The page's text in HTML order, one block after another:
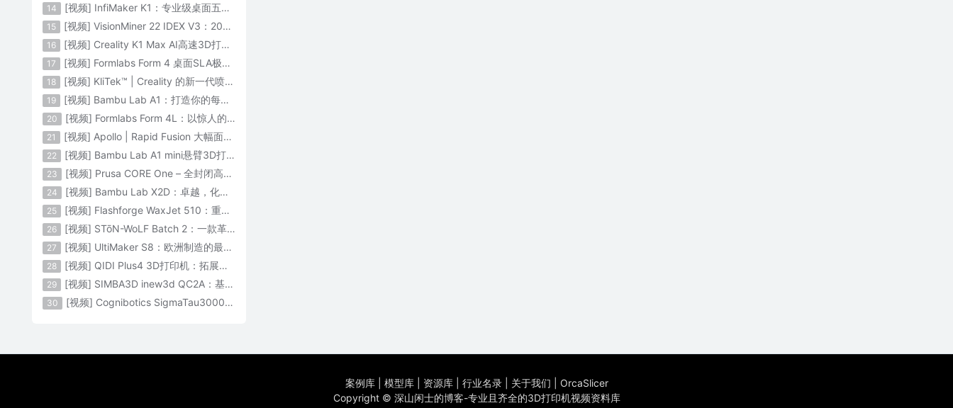
14 [视频] InfiMaker K1：专业级桌面五轴数控机床
15 [视频] VisionMiner 22 IDEX V3：2024年最佳工程材料3D打印机
16 [视频] Creality K1 Max AI高速3D打印机：600mm/s打印速度 史诗般的飞跃
17 [视频] Formlabs Form 4 桌面SLA极速3D打印机 工业级打印质量
18 [视频] KliTek™ | Creality 的新一代喷嘴更换系统
19 [视频] Bambu Lab A1：打造你的每一份热爱
20 [视频] Formlabs Form 4L：以惊人的速度获得工业级部件
21 [视频] Apollo | Rapid Fusion 大幅面颗粒3D打印系统
22 [视频] Bambu Lab A1 mini悬臂3D打印机：让多色打印成为标配
23 [视频] Prusa CORE One – 全封闭高速CoreXY 3D打印机配备主动腔体温度控制
24 [视频] Bambu Lab X2D：卓越，化繁为简！
25 [视频] Flashforge WaxJet 510：重新定义精度 专为K金珠宝铸造而生
26 [视频] STōN-WoLF Batch 2：一款革命性的“飞行龙门架”3D打印机
27 [视频] UltiMaker S8：欧洲制造的最快的桌面双材料专业3D打印机
28 [视频] QIDI Plus4 3D打印机：拓展您的想象力
29 [视频] SIMBA3D inew3d QC2A：基于AI建模的桌面全彩色3D打印机
30 [视频] Cognibotics SigmaTau3000 轻型机器人：智能制造的未来
案例库| 模型库| 资源库| 行业名录| 关于我们
OrcaSlicer
Copyright © 深山闲士的博客-专业且齐全的3D打印机视频资料库